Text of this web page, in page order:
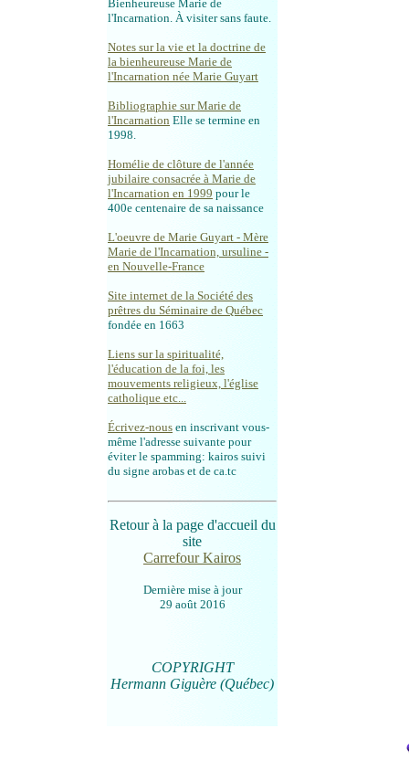
Bienheureuse Marie de
l'Incarnation. À visiter sans faute.
Notes sur la vie et la doctrine de
la bienheureuse Marie de
l'Incarnation née Marie Guyart
Bibliographie sur Marie de
l'Incarnation Elle se termine en
1998.
Homélie de clôture de l'année
jubilaire consacrée à Marie de
l'Incarnation en 1999 pour le
400e centenaire de sa naissance
L'oeuvre de Marie Guyart - Mère
Marie de l'Incarnation, ursuline -
en Nouvelle-France
Site internet de la Société des
prêtres du Séminaire de Québec
fondée en 1663
Liens sur la spiritualité,
l'éducation de la foi, les
mouvements religieux, l'église
catholique etc...
Écrivez-nous en inscrivant vous-
même l'adresse suivante pour
éviter le spamming: kairos suivi
du signe arobas et de ca.tc
Retour à la page d'accueil du
site
Carrefour Kairos
Dernière mise à jour
29 août 2016
COPYRIGHT
Hermann Giguère (Québec)